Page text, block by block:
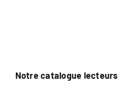
Notre catalogue lecteurs